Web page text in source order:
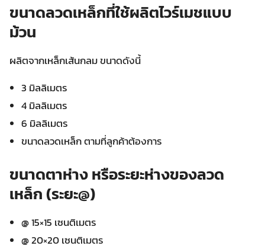
ขนาดลวดเหล็กที่ใช้ผลิตไวร์เมชแบบ
ม้วน
ผลิตจากเหล็กเส้นกลม ขนาดดังนี้
3 มิลลิเมตร
4 มิลลิเมตร
6 มิลลิเมตร
ขนาดลวดเหล็ก ตามที่ลูกค้าต้องการ
ขนาดตาห่าง หรือระยะห่างของลวด
เหล็ก (ระยะ@)
@ 15×15 เซนติเมตร
@ 20×20 เซนติเมตร